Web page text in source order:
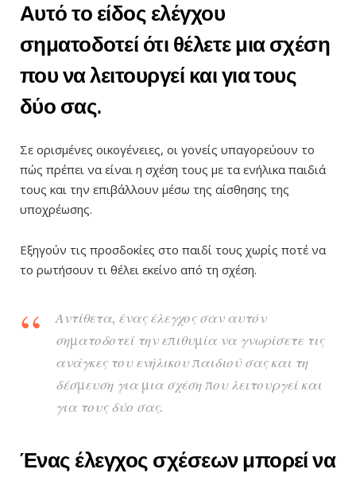
Αυτό το είδος ελέγχου
σηματοδοτεί ότι θέλετε μια σχέση
που να λειτουργεί και για τους
δύο σας.
Σε ορισμένες οικογένειες, οι γονείς υπαγορεύουν το
πώς πρέπει να είναι η σχέση τους με τα ενήλικα παιδιά
τους και την επιβάλλουν μέσω της αίσθησης της
υποχρέωσης.
Εξηγούν τις προσδοκίες στο παιδί τους χωρίς ποτέ να
το ρωτήσουν τι θέλει εκείνο από τη σχέση.
Αντίθετα, ένας έλεγχος σαν αυτόν
σηματοδοτεί την επιθυμία να γνωρίσετε τις
ανάγκες του ενήλικου παιδιού σας και τη
δέσμευση για μια σχέση που λειτουργεί και
για τους δύο σας.
Ένας έλεγχος σχέσεων μπορεί να